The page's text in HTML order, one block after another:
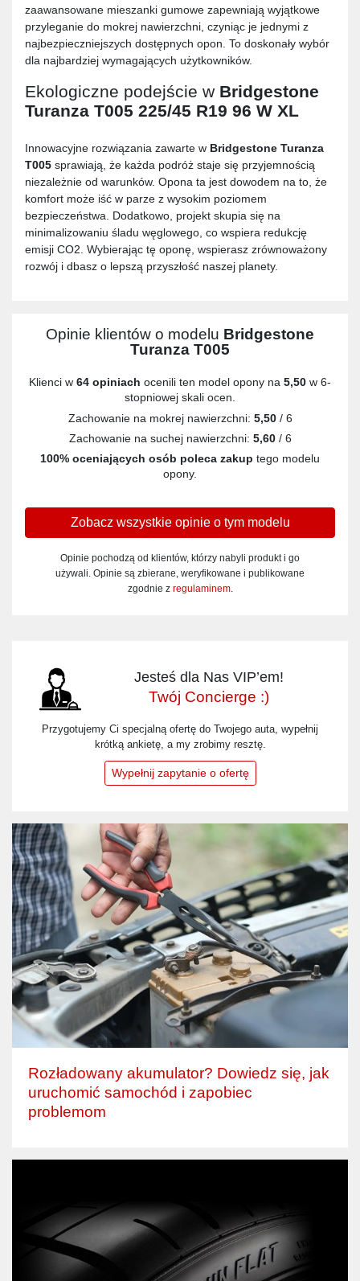
zaawansowane mieszanki gumowe zapewniają wyjątkowe
przyleganie do mokrej nawierzchni, czyniąc je jednymi z
najbezpieczniejszych dostępnych opon. To doskonały wybór
dla najbardziej wymagających użytkowników.
Ekologiczne podejście w Bridgestone
Turanza T005 225/45 R19 96 W XL
Innowacyjne rozwiązania zawarte w Bridgestone Turanza
T005 sprawiają, że każda podróż staje się przyjemnością
niezależnie od warunków. Opona ta jest dowodem na to, że
komfort może iść w parze z wysokim poziomem
bezpieczeństwa. Dodatkowo, projekt skupia się na
minimalizowaniu śladu węglowego, co wspiera redukcję
emisji CO2. Wybierając tę oponę, wspierasz zrównoważony
rozwój i dbasz o lepszą przyszłość naszej planety.
Opinie klientów o modelu Bridgestone
Turanza T005
Klienci w 64 opiniach ocenili ten model opony na 5,50 w 6-
stopniowej skali ocen.
Zachowanie na mokrej nawierzchni: 5,50/ 6
Zachowanie na suchej nawierzchni: 5,60/ 6
100% oceniających osób poleca zakup tego modelu
opony.
Zobacz wszystkie opinie o tym modelu
Opinie pochodzą od klientów, którzy nabyli produkt i go
używali. Opinie są zbierane, weryfikowane i publikowane
zgodnie z regulaminem.
Jesteś dla Nas VIP’em!
Twój Concierge :)
Przygotujemy Ci specjalną ofertę do Twojego auta, wypełnij
krótką ankietę, a my zrobimy resztę.
Wypełnij zapytanie o ofertę
Rozładowany akumulator? Dowiedz się, jak
uruchomić samochód i zapobiec
problemom